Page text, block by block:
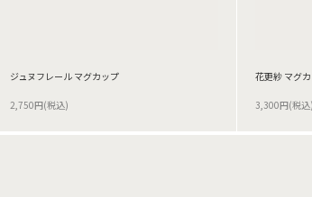
ジュヌフレール マグカップ
2,750円(税込)
花更紗 マグ
3,300円(税込)